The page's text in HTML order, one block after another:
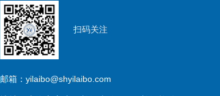
扫码关注
邮箱：yilaibo@shyilaibo.com